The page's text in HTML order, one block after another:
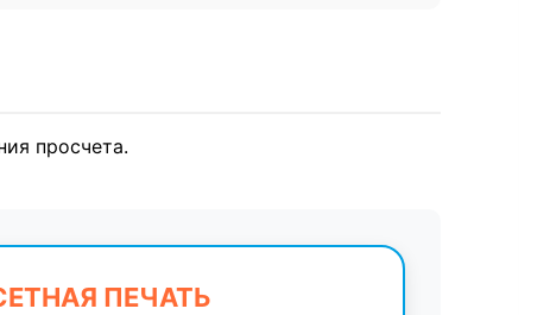
просчета.
ПЕЧАТЬ